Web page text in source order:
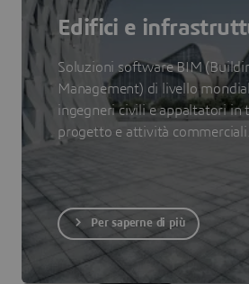
Edifici e
Soluzioni software BIM
Management) di livello
ingegneri civili e appaltatori in
progetto e attività commerciali.
Per saperne di più